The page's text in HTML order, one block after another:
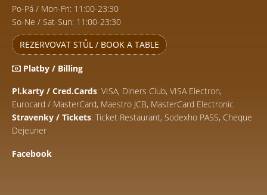
Po-Pá / Mon-Fri: 11:00-23:30
So-Ne / Sat-Sun: 11:00-23:30
REZERVOVAT STŮL / BOOK A TABLE
Platby / Billing
Pl.karty / Cred.Cards: VISA, Diners Club, VISA Electron,
Eurocard / MasterCard, Maestro JCB, MasterCard Electronic
Stravenky / Tickets: Ticket Restaurant, Sodexho PASS, Cheque
Dejeuner
Facebook